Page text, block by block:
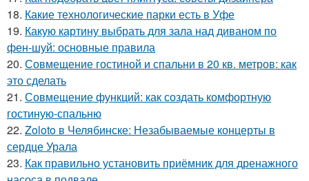
18. Какие технологические парки есть в Уфе
19. Какую картину выбрать для зала над диваном по
фен-шуй: основные правила
20. Совмещение гостиной и спальни в 20 кв. метров: как
это сделать
21. Совмещение функций: как создать комфортную
гостиную-спальню
22. Zoloto в Челябинске: Незабываемые концерты в
сердце Урала
23. Как правильно установить приёмник для дренажного